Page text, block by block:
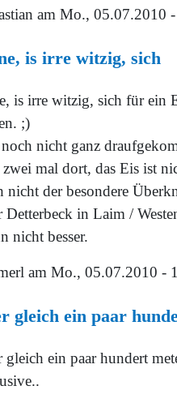
am Mo., 05.07.2010
is irre witzig, sich
is irre witzig, sich für ein
;)
nicht ganz
zwei mal dort, das Eis ist
nicht der besondere
Detterbeck in Laim /
nicht besser.
am Mo., 05.07.2010 -
gleich ein paar
gleich ein paar hundert